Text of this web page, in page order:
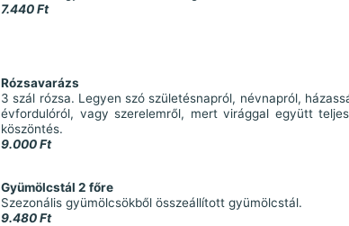
7.440 Ft
Rózsavarázs
3 szál rózsa. Legyen szó születésnapról, névnapról,
évfordulóról, vagy szerelemről, mert virággal együtt
köszöntés.
9.000 Ft
Gyümölcstál 2 főre
Szezonális gyümölcsökből összeállított gyümölcstál.
9.480 Ft